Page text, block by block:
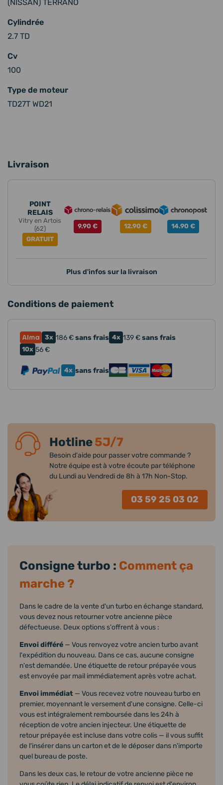
(NISSAN) TERRANO
Cylindrée
2.7 TD
Cv
100
Type de moteur
TD27T WD21
Livraison
POINT
RELAIS
Vitry en Artois
(62)
GRATUIT
9.90 € 12.90 € 14.90 €
Plus d'infos sur la livraison
Conditions de paiement
3x 186€sans frais 4x 139€sans frais
10x 56€
4x sans frais
Hotline5J/7
Besoin d'aide pour passer votre commande ?
Notre équipe est à votre écoute par téléphone
du Lundi au Vendredi de 8h à 17h Non-Stop.
03 59 25 03 02
Consigne turbo : Comment ça
marche ?
Dans le cadre de la vente d'un turbo en échange standard,
vous devez nous retourner votre ancienne pièce
défectueuse. Deux options s'offrent à vous :
Envoi différé — Vous renvoyez votre ancien turbo avant
l'expédition du nouveau. Dans ce cas, aucune consigne
n'est demandée. Une étiquette de retour prépayée vous
est envoyée par mail immédiatement après votre achat.
Envoi immédiat — Vous recevez votre nouveau turbo en
premier, moyennant le versement d'une consigne. Celle-ci
vous est intégralement remboursée dans les 24h à
réception de votre ancien injecteur. Une étiquette de
retour prépayée est incluse dans votre colis — il vous suffit
de l'insérer dans un carton et de le déposer dans n'importe
quel bureau de poste.
Dans les deux cas, le retour de votre ancienne pièce ne